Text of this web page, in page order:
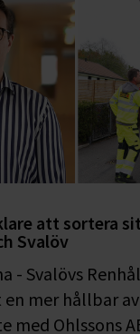
att sortera
Svalöv
- Svalövs
mer hållbar
med Ohlssons